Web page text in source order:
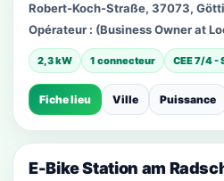
Robert-Koch-Straße, 37073,
Opérateur : (Business Owner at
2,3 kW 1 connecteur CEE 7/4 -
Fiche lieu Ville Puissance
E-Bike Station am